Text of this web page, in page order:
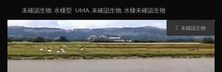
未確認生物, 水棲型 UMA, 未確認生物, 水棲未確認生物
未確認生物